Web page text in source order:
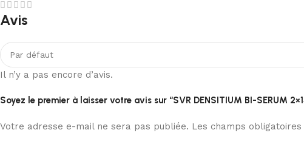
Avis
Il n’y a pas encore d’avis.
Soyez le premier à laisser votre avis sur “SVR DENSITIUM BI-SERUM
Votre adresse e-mail ne sera pas publiée. Les champs obligatoires